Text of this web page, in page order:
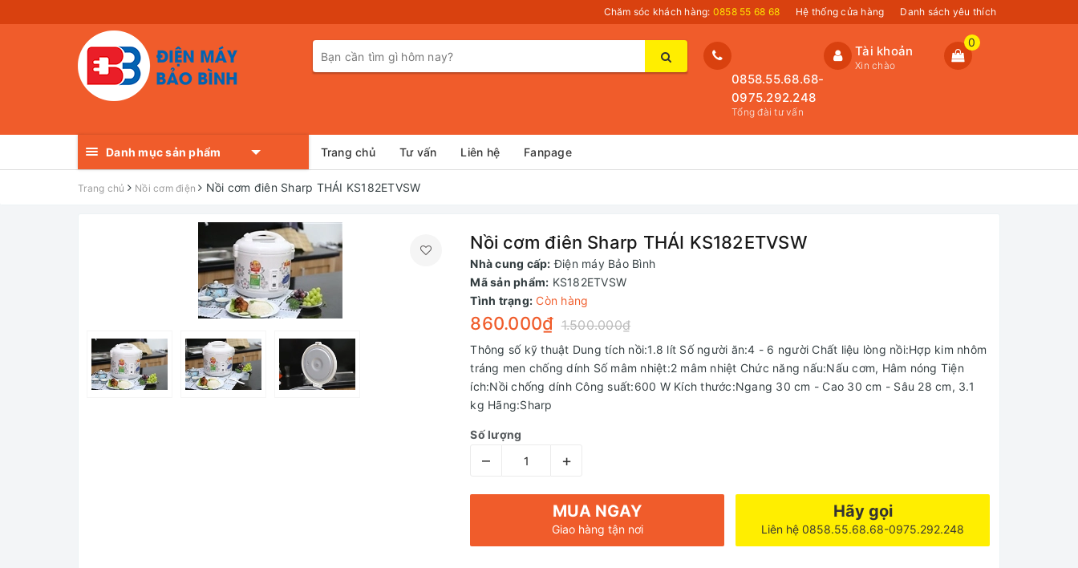
Chăm sóc khách hàng: 0858 55 68 68 Hệ thống cửa hàng Danh sách yêu thích
0858.55.68.68-
0975.292.248
Tổng đài tư vấn
Tài khoản
Xin chào
0
Danh mục sản phẩm Trang chủ Tư vấn Liên hệ Fanpage
Trang chủ Nồi cơm điện Nồi cơm điên Sharp THÁI KS182ETVSW
Nồi cơm điên Sharp THÁI KS182ETVSW
Nhà cung cấp: Điện máy Bảo Bình
Mã sản phẩm: KS182ETVSW
Tình trạng: Còn hàng
860.000₫ 1.500.000₫
Thông số kỹ thuật Dung tích nồi:1.8 lít Số người ăn:4 - 6 người Chất liệu lòng nồi:Hợp kim nhôm
tráng men chống dính Số mâm nhiệt:2 mâm nhiệt Chức năng nấu:Nấu cơm, Hâm nóng Tiện
ích:Nồi chống dính Công suất:600 W Kích thước:Ngang 30 cm - Cao 30 cm - Sâu 28 cm, 3.1
kg Hãng:Sharp
Số lượng
– +
MUA NGAY
Giao hàng tận nơi
Hãy gọi
Liên hệ 0858.55.68.68-0975.292.248